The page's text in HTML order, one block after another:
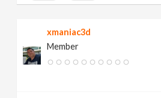
xmaniac3d
Member